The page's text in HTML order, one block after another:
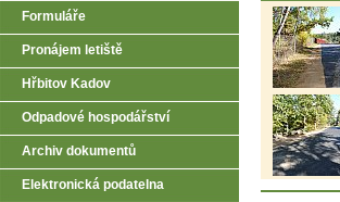
Formuláře
Pronájem letiště
Hřbitov Kadov
Odpadové hospodářství
Archiv dokumentů
Elektronická podatelna